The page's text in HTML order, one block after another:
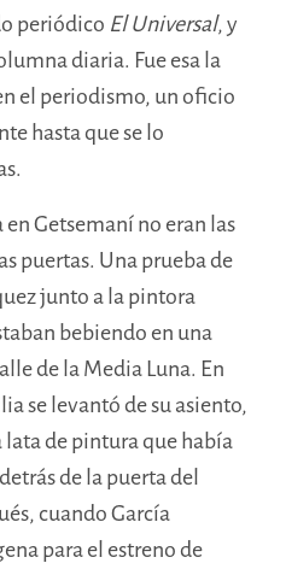
periódico El Universal, y
diaria. Fue esa la
el periodismo, un oficio
hasta que se lo
Getsemaní no eran las
puertas. Una prueba de
junto a la pintora
bebiendo en una
de la Media Luna. En
se levantó de su asiento,
de pintura que había
de la puerta del
cuando García
para el estreno de